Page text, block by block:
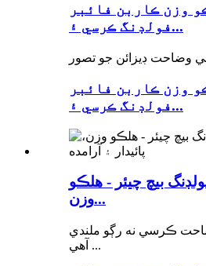
وزن ڪاربن فائبر
فولڊنگ ڪرسي ۽...
وزن ڪاربن فائبر
فولڊنگ ڪرسي ۽...
فولڊنگ بيچ چيئر - هلڪو
وزن...
ڪرسي نه رڳو ملندي
آهي ...